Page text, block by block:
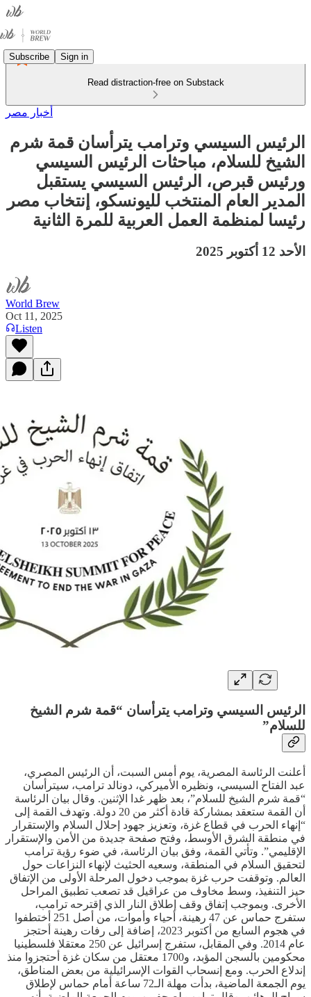
Subscribe Sign in
Read distraction-free on Substack
أخبار مصر
الرئيس السيسي وترامب يترأسان قمة شرم
الشيخ للسلام، مباحثات الرئيس السيسي
ورئيس قبرص، الرئيس السيسي يستقبل
المدير العام المنتخب لليونسكو، إنتخاب مصر
رئيسا لمنظمة العمل العربية للمرة الثانية
الأحد 12 أكتوبر 2025
World Brew
Oct 11, 2025
Listen
الرئيس السيسي وترامب يترأسان “قمة شرم الشيخ
للسلام”
أعلنت الرئاسة المصرية، يوم أمس السبت، أن الرئيس المصري،
عبد الفتاح السيسي، ونظيره الأميركي، دونالد ترامب، سيترأسان
“قمة شرم الشيخ للسلام”، بعد ظهر غدا الإثنين. وقال بيان الرئاسة
أن القمة ستعقد بمشاركة قادة أكثر من 20 دولة. وتهدف القمة إلى
“إنهاء الحرب في قطاع غزة، وتعزيز جهود إحلال السلام والإستقرار
في منطقة الشرق الأوسط، وفتح صفحة جديدة من الأمن والإستقرار
الإقليمي”. وتأتي القمة، وفق بيان الرئاسة، في ضوء رؤية ترامب
لتحقيق السلام في المنطقة، وسعيه الحثيث لإنهاء النزاعات حول
العالم. وتوقفت حرب غزة بموجب دخول المرحلة الأولى من الإتفاق
حيز التنفيذ، وسط مخاوف من عراقيل قد تصعب تطبيق المراحل
الأخرى. وبموجب إتفاق وقف إطلاق النار الذي إقترحه ترامب،
ستفرج حماس عن 47 رهينة، أحياء وأموات، من أصل 251 أختطفوا
في هجوم السابع من أكتوبر 2023، إضافة إلى رفات رهينة أحتجز
عام 2014. وفي المقابل، ستفرج إسرائيل عن 250 معتقلا فلسطينيا
محكومين بالسجن المؤبد، و1700 معتقل من سكان غزة أحتجزوا منذ
إندلاع الحرب. ومع إنسحاب القوات الإسرائيلية من بعض المناطق،
يوم الجمعة الماضية، بدأت مهلة الـ72 ساعة أمام حماس لإطلاق